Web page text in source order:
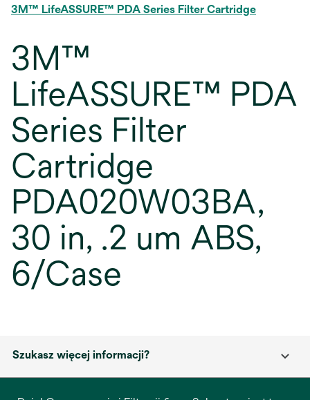
3M™ LifeASSURE™ PDA Series Filter Cartridge
3M™
LifeASSURE™ PDA
Series Filter
Cartridge
PDA020W03BA,
30 in, .2 um ABS,
6/Case
Szukasz więcej informacji?